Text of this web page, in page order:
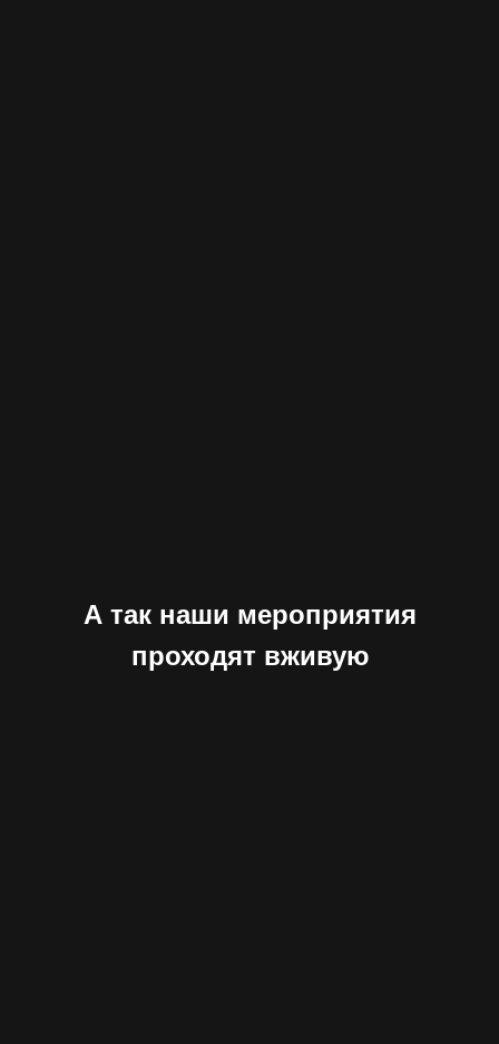
А так наши мероприятия
проходят вживую